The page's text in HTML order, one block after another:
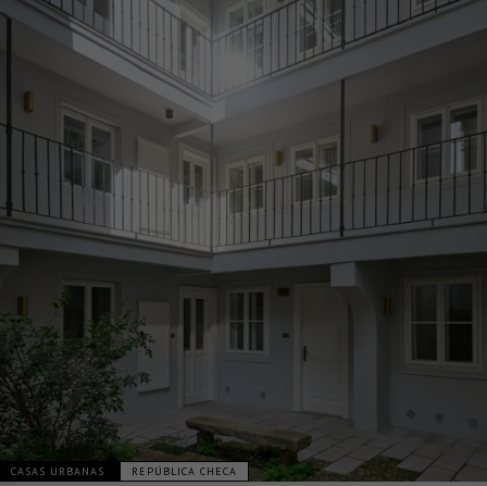
CASAS URBANAS REPÚBLICA CHECA